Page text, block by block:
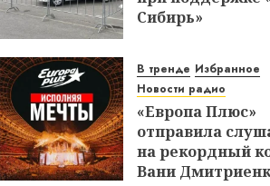
Сибирь»
В тренде Избранное
Новости радио
«Европа Плюс»
отправила
на рекордный
Вани